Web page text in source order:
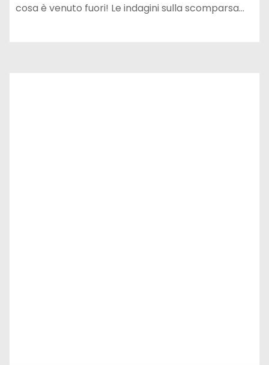
cosa è venuto fuori! Le indagini sulla scomparsa…